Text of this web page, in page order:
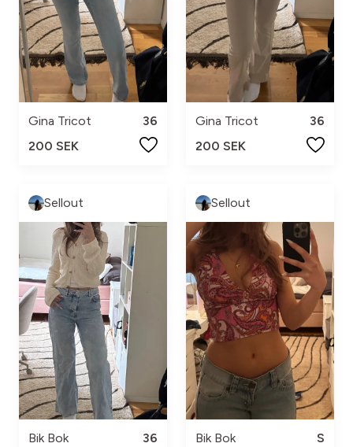
Gina Tricot
36
200 SEK
Gina Tricot
36
200 SEK
Sellout
Bik Bok
36
Sellout
Bik Bok
S